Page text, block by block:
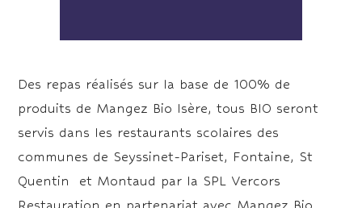
Des repas réalisés sur la base de 100% de
produits de Mangez Bio Isère, tous BIO seront
servis dans les restaurants scolaires des
communes de Seyssinet-Pariset, Fontaine, St
Quentin et Montaud par la SPL Vercors